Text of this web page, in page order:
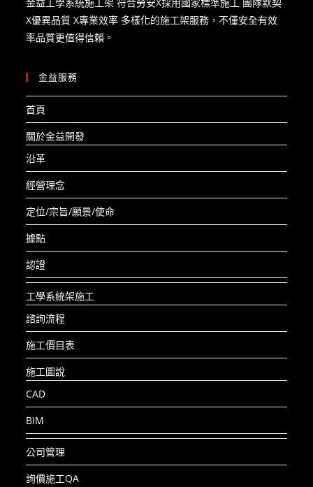
X優異品質 X專業效率 多樣化的施工架服務，不僅安全有效
率品質更值得信賴。
金益服務
首頁
關於金益開發
沿革
經營理念
定位/宗旨/願景/使命
據點
認證
工學系統架施工
諮詢流程
施工價目表
施工圖說
CAD
BIM
公司管理
詢價施工QA